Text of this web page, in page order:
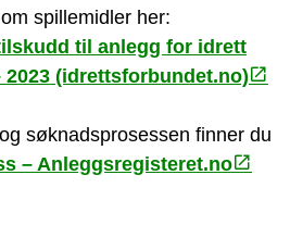
spillemidler her:
til anlegg for idrett
(idrettsforbundet.no)
søknadsprosessen finner du
– Anleggsregisteret.no